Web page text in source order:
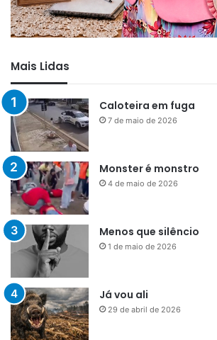
Mais Lidas
Caloteira em fuga
7 de maio de 2026
Monster é monstro
4 de maio de 2026
Menos que silêncio
1 de maio de 2026
Já vou ali
29 de abril de 2026